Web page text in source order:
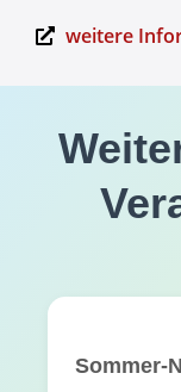
weitere
Sommer-